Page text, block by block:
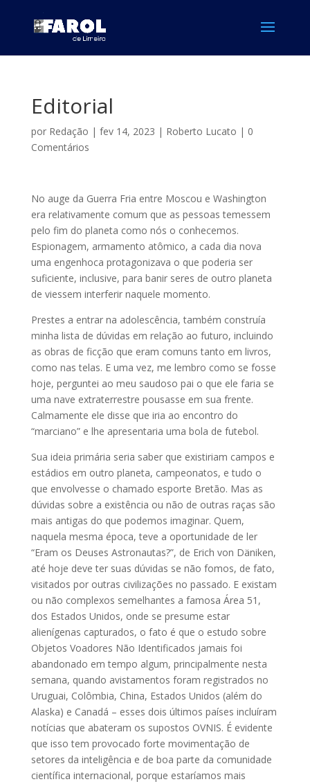
Editorial
por Redação | fev 14, 2023 | Roberto Lucato | 0
Comentários
No auge da Guerra Fria entre Moscou e Washington
era relativamente comum que as pessoas temessem
pelo fim do planeta como nós o conhecemos.
Espionagem, armamento atômico, a cada dia nova
uma engenhoca protagonizava o que poderia ser
suficiente, inclusive, para banir seres de outro planeta
de viessem interferir naquele momento.
Prestes a entrar na adolescência, também construía
minha lista de dúvidas em relação ao futuro, incluindo
as obras de ficção que eram comuns tanto em livros,
como nas telas. E uma vez, me lembro como se fosse
hoje, perguntei ao meu saudoso pai o que ele faria se
uma nave extraterrestre pousasse em sua frente.
Calmamente ele disse que iria ao encontro do
“marciano” e lhe apresentaria uma bola de futebol.
Sua ideia primária seria saber que existiriam campos e
estádios em outro planeta, campeonatos, e tudo o
que envolvesse o chamado esporte Bretão. Mas as
dúvidas sobre a existência ou não de outras raças são
mais antigas do que podemos imaginar. Quem,
naquela mesma época, teve a oportunidade de ler
“Eram os Deuses Astronautas?”, de Erich von Däniken,
até hoje deve ter suas dúvidas se não fomos, de fato,
visitados por outras civilizações no passado. E existam
ou não complexos semelhantes a famosa Área 51,
dos Estados Unidos, onde se presume estar
alienígenas capturados, o fato é que o estudo sobre
Objetos Voadores Não Identificados jamais foi
abandonado em tempo algum, principalmente nesta
semana, quando avistamentos foram registrados no
Uruguai, Colômbia, China, Estados Unidos (além do
Alaska) e Canadá – esses dois últimos países incluíram
notícias que abateram os supostos OVNIS. É evidente
que isso tem provocado forte movimentação de
setores da inteligência e de boa parte da comunidade
científica internacional, porque estaríamos mais